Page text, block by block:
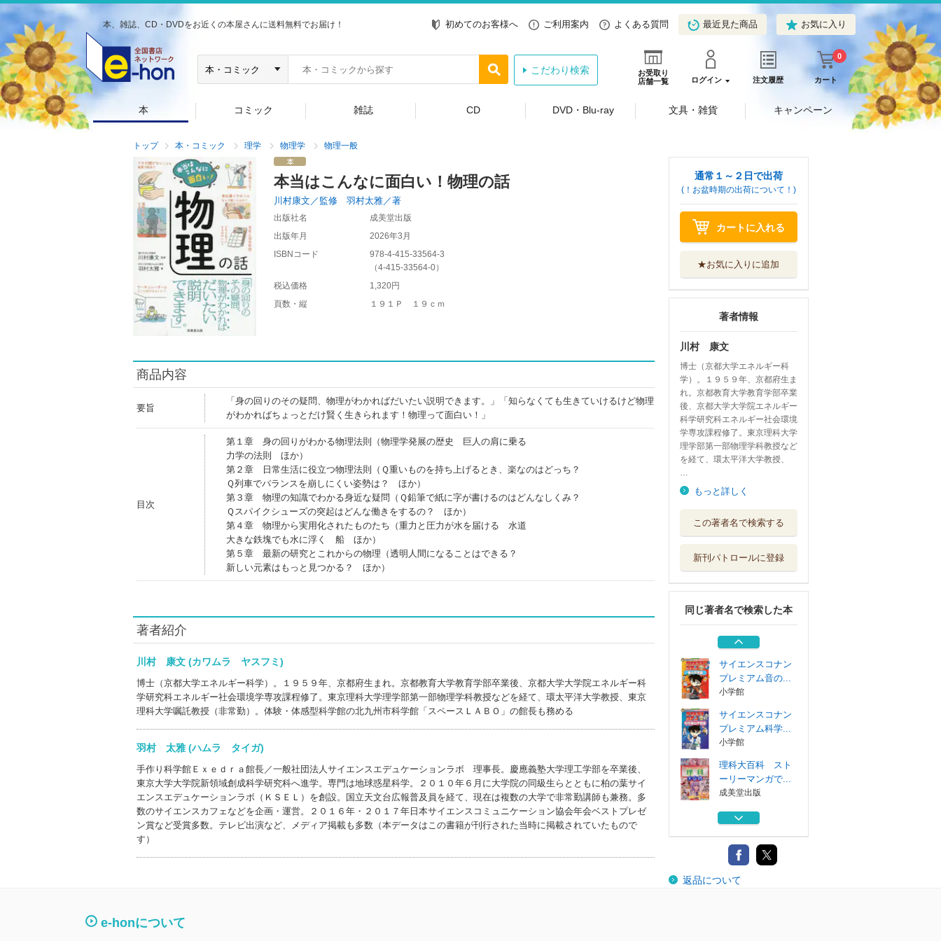
本、雑誌、CD・DVDをお近くの本屋さんに送料無料でお届け！ 初めてのお客様へ ご利用案内 よくある質問 最近見た商品 お気に入り
お受取り
店舗一覧
ログイン 注文履歴 カート
0
こだわり検索
本 コミック 雑誌 CD DVD・Blu-ray 文具・雑貨 キャンペーン
トップ 本・コミック 理学 物理学 物理一般
本当はこんなに面白い！物理の話
川村康文／監修 羽村太雅／著
出版社名
成美堂出版
出版年月
2026年3月
ISBNコード
978-4-415-33564-3
（4-415-33564-0）
税込価格
1,320円
頁数・縦
１９１Ｐ １９ｃｍ
商品内容
要旨
「身の回りのその疑問、物理がわかればだいたい説明できます。」「知らなくても生きていけるけど物理
がわかればちょっとだけ賢く生きられます！物理って面白い！」
目次
第１章 身の回りがわかる物理法則（物理学発展の歴史 巨人の肩に乗る
力学の法則 ほか）
第２章 日常生活に役立つ物理法則（Ｑ重いものを持ち上げるとき、楽なのはどっち？
Ｑ列車でバランスを崩しにくい姿勢は？ ほか）
第３章 物理の知識でわかる身近な疑問（Ｑ鉛筆で紙に字が書けるのはどんなしくみ？
Ｑスパイクシューズの突起はどんな働きをするの？ ほか）
第４章 物理から実用化されたものたち（重力と圧力が水を届ける 水道
大きな鉄塊でも水に浮く 船 ほか）
第５章 最新の研究とこれからの物理（透明人間になることはできる？
新しい元素はもっと見つかる？ ほか）
著者紹介
川村 康文 (カワムラ ヤスフミ)
博士（京都大学エネルギー科学）。１９５９年、京都府生まれ。京都教育大学教育学部卒業後、京都大学大学院エネルギー科
学研究科エネルギー社会環境学専攻課程修了。東京理科大学理学部第一部物理学科教授などを経て、環太平洋大学教授、東京
理科大学嘱託教授（非常勤）。体験・体感型科学館の北九州市科学館「スペースＬＡＢＯ」の館長も務める
羽村 太雅 (ハムラ タイガ)
手作り科学館Ｅｘｅｄｒａ館長／一般社団法人サイエンスエデュケーションラボ 理事長。慶應義塾大学理工学部を卒業後、
東京大学大学院新領域創成科学研究科へ進学。専門は地球惑星科学。２０１０年６月に大学院の同級生らとともに柏の葉サイ
エンスエデュケーションラボ（ＫＳＥＬ）を創設。国立天文台広報普及員を経て、現在は複数の大学で非常勤講師も兼務。多
数のサイエンスカフェなどを企画・運営。２０１６年・２０１７年日本サイエンスコミュニケーション協会年会ベストプレゼ
ン賞など受賞多数。テレビ出演など、メディア掲載も多数（本データはこの書籍が刊行された当時に掲載されていたもので
す）
通常１～２日で出荷
(！お盆時期の出荷について！)
カートに入れる
★お気に入りに追加
著者情報
川村 康文
博士（京都大学エネルギー科
学）。１９５９年、京都府生ま
れ。京都教育大学教育学部卒業
後、京都大学大学院エネルギー
科学研究科エネルギー社会環境
学専攻課程修了。東京理科大学
理学部第一部物理学科教授など
を経て、環太平洋大学教授、
…
もっと詳しく
この著者名で検索する
新刊パトロールに登録
同じ著者名で検索した本
ーリーマンガで...
ふしぎすぎてすま
西東社
創作のための物理
学＆哲学＆心理...
玄光社
サイエンスコナン
プレミアム音の...
小学館
サイエンスコナン
プレミアム科学...
小学館
理科大百科 スト
ーリーマンガで...
成美堂出版
ふしぎすぎてすま
西東社
創作のための物理
学＆哲学＆心理...
返品について
e-honについて